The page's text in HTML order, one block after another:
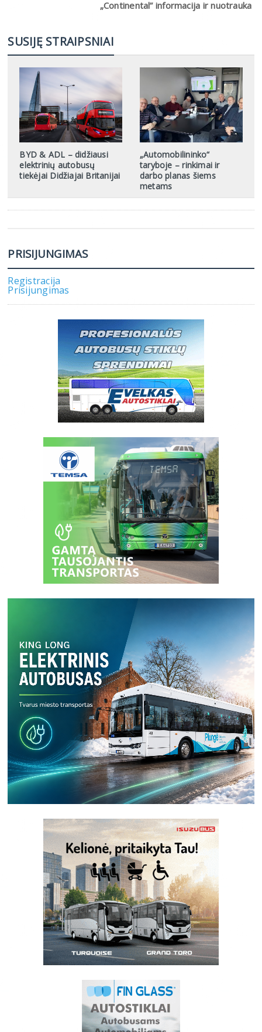
„Continental” informacija ir nuotrauka
SUSIJĘ STRAIPSNIAI
BYD & ADL – didžiausi
elektrinių autobusų
tiekėjai Didžiajai Britanijai
„Automobilininko“
taryboje – rinkimai ir
darbo planas šiems
metams
PRISIJUNGIMAS
Registracija
Prisijungimas